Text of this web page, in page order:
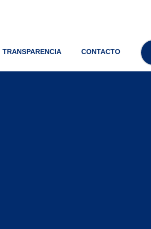
TRANSPARENCIA CONTACTO